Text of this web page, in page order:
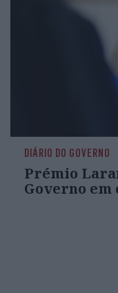
DIÁRIO DO GOVERNO
Prémio
Governo em